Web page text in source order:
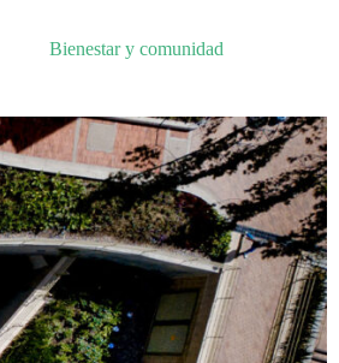
Bienestar y comunidad